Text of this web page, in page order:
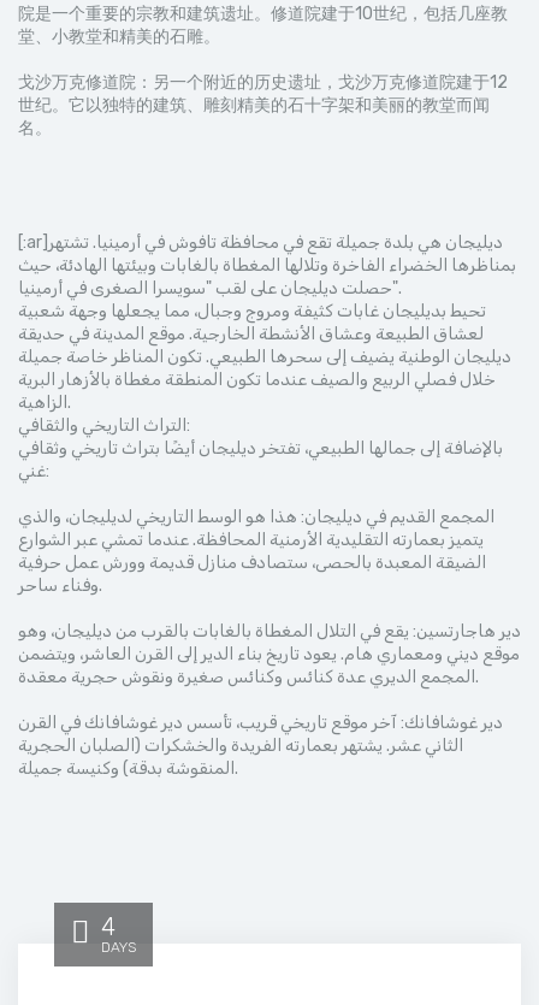
院是一个重要的宗教和建筑遗址。修道院建于10世纪，包括几座教
堂、小教堂和精美的石雕。
戈沙万克修道院：另一个附近的历史遗址，戈沙万克修道院建于12
世纪。它以独特的建筑、雕刻精美的石十字架和美丽的教堂而闻
名。
[:ar]ديليجان هي بلدة جميلة تقع في محافظة تافوش في أرمينيا. تشتهر
بمناظرها الخضراء الفاخرة وتلالها المغطاة بالغابات وبيئتها الهادئة، حيث
حصلت ديليجان على لقب "سويسرا الصغرى في أرمينيا".
تحيط بديليجان غابات كثيفة ومروج وجبال، مما يجعلها وجهة شعبية
لعشاق الطبيعة وعشاق الأنشطة الخارجية. موقع المدينة في حديقة
ديليجان الوطنية يضيف إلى سحرها الطبيعي. تكون المناظر خاصة جميلة
خلال فصلي الربيع والصيف عندما تكون المنطقة مغطاة بالأزهار البرية
الزاهية.
التراث التاريخي والثقافي:
بالإضافة إلى جمالها الطبيعي، تفتخر ديليجان أيضًا بتراث تاريخي وثقافي
غني:
المجمع القديم في ديليجان: هذا هو الوسط التاريخي لديليجان، والذي
يتميز بعمارته التقليدية الأرمنية المحافظة. عندما تمشي عبر الشوارع
الضيقة المعبدة بالحصى، ستصادف منازل قديمة وورش عمل حرفية
وفناء ساحر.
دير هاجارتسين: يقع في التلال المغطاة بالغابات بالقرب من ديليجان، وهو
موقع ديني ومعماري هام. يعود تاريخ بناء الدير إلى القرن العاشر، ويتضمن
المجمع الديري عدة كنائس وكنائس صغيرة ونقوش حجرية معقدة.
دير غوشافانك: آخر موقع تاريخي قريب، تأسس دير غوشافانك في القرن
الثاني عشر. يشتهر بعمارته الفريدة والخشكرات (الصلبان الحجرية
المنقوشة بدقة) وكنيسة جميلة.
4
DAYS